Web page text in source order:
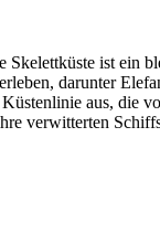
ist ein
darunter
aus, die
verwitterten